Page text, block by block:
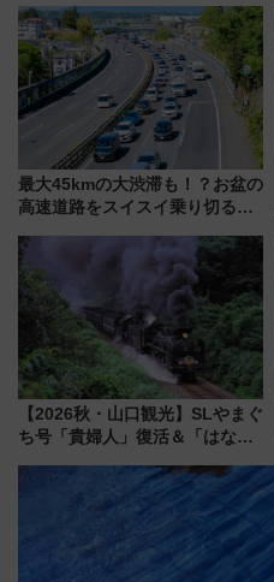
饅」、オムライス専門店「肉と
たまご」新グルメ続々登場！
【2026年8月】
最大45kmの大渋滞も！？お盆の
高速道路をスイスイ乗り切る快
【2026秋・山口観光】SLやまぐ
ち号「貴婦人」復活＆「はなあ
注目観光列車まとめ きっぷの取